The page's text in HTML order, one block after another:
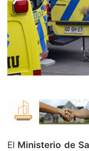
El Ministerio de